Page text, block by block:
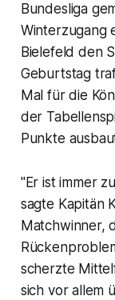
Bundesliga
Winterzugang
Bielefeld den
Geburtstag
Mal für die
der
Punkte
"Er ist immer
sagte Kapitän
Matchwinner,
scherzte
sich vor allem